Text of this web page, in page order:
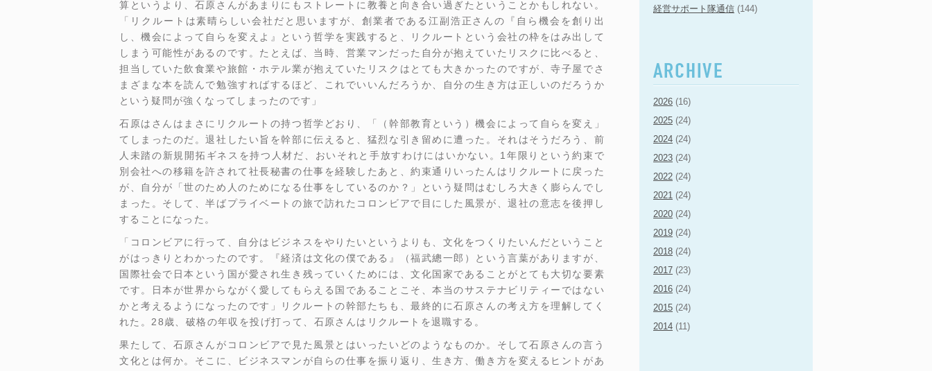
算というより、石原さんがあまりにもストレートに教養と向き合い過ぎたということかもしれない。
「リクルートは素晴らしい会社だと思いますが、創業者である江副浩正さんの『自ら機会を創り出
し、機会によって自らを変えよ』という哲学を実践すると、リクルートという会社の枠をはみ出して
しまう可能性があるのです。たとえば、当時、営業マンだった自分が抱えていたリスクに比べると、
担当していた飲食業や旅館・ホテル業が抱えていたリスクはとても大きかったのですが、寺子屋でさ
まざまな本を読んで勉強すればするほど、これでいいんだろうか、自分の生き方は正しいのだろうか
という疑問が強くなってしまったのです」
石原はさんはまさにリクルートの持つ哲学どおり、「（幹部教育という）機会によって自らを変え」
てしまったのだ。退社したい旨を幹部に伝えると、猛烈な引き留めに遭った。それはそうだろう、前
人未踏の新規開拓ギネスを持つ人材だ、おいそれと手放すわけにはいかない。1年限りという約束で
別会社への移籍を許されて社長秘書の仕事を経験したあと、約束通りいったんはリクルートに戻った
が、自分が「世のため人のためになる仕事をしているのか？」という疑問はむしろ大きく膨らんでし
まった。そして、半ばプライベートの旅で訪れたコロンビアで目にした風景が、退社の意志を後押し
することになった。
「コロンビアに行って、自分はビジネスをやりたいというよりも、文化をつくりたいんだということ
がはっきりとわかったのです。『経済は文化の僕である』（福武總一郎）という言葉がありますが、
国際社会で日本という国が愛され生き残っていくためには、文化国家であることがとても大切な要素
です。日本が世界からながく愛してもらえる国であることこそ、本当のサステナビリティーではない
かと考えるようになったのです」リクルートの幹部たちも、最終的に石原さんの考え方を理解してく
れた。28歳、破格の年収を投げ打って、石原さんはリクルートを退職する。
果たして、石原さんがコロンビアで見た風景とはいったいどのようなものか。そして石原さんの言う
文化とは何か。そこに、ビジネスマンが自らの仕事を振り返り、生き方、働き方を変えるヒントがあ
経営サポート隊通信 (144)
2026 (16)
2025 (24)
2024 (24)
2023 (24)
2022 (24)
2021 (24)
2020 (24)
2019 (24)
2018 (24)
2017 (23)
2016 (24)
2015 (24)
2014 (11)